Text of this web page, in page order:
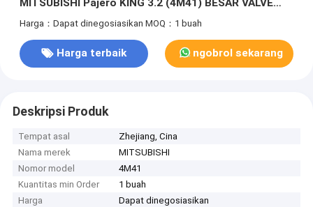
MITSUBISHI Pajero KING 3.2 (4M41) BESAR VALVE
KUNING ME204200
Harga：Dapat dinegosiasikan MOQ：1 buah
Harga terbaik ngobrol sekarang
Deskripsi Produk
Tempat asal
Zhejiang, Cina
Nama merek
MITSUBISHI
Nomor model
4M41
Kuantitas min Order
1 buah
Harga
Dapat dinegosiasikan